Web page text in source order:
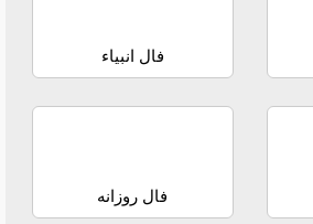
فال انبیاء
فال روزانه